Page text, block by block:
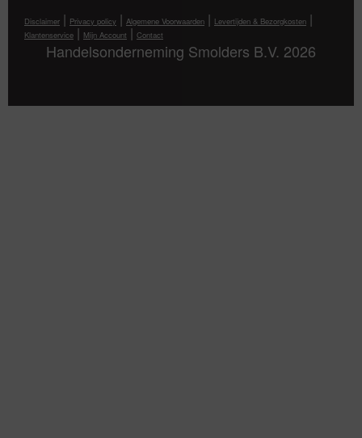
Disclaimer | Privacy policy | Algemene Voorwaarden | Levertijden & Bezorgkosten |
Klantenservice | Mijn Account | Contact
Handelsonderneming Smolders B.V. 2026